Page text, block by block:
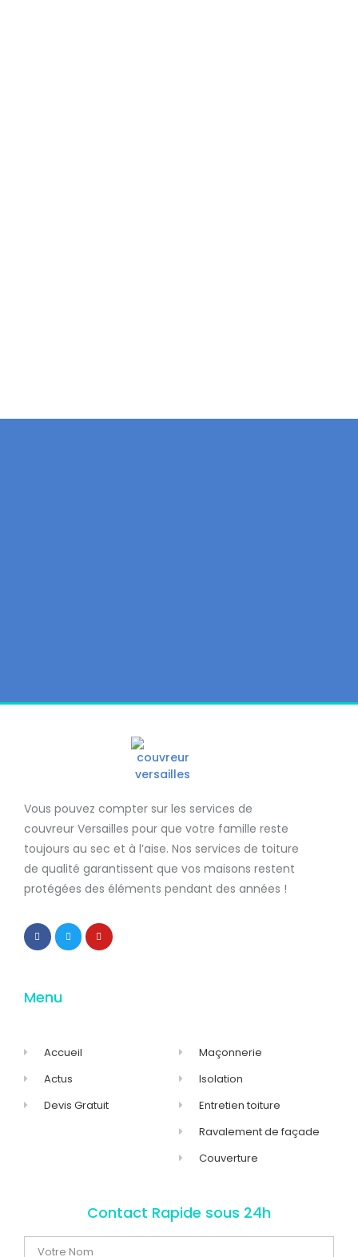
Vous pouvez compter sur les services de
couvreur Versailles pour que votre famille reste
toujours au sec et à l’aise. Nos services de toiture
de qualité garantissent que vos maisons restent
protégées des éléments pendant des années !
Menu
Accueil
Actus
Devis Gratuit
Maçonnerie
Isolation
Entretien toiture
Ravalement de façade
Couverture
Contact Rapide sous 24h